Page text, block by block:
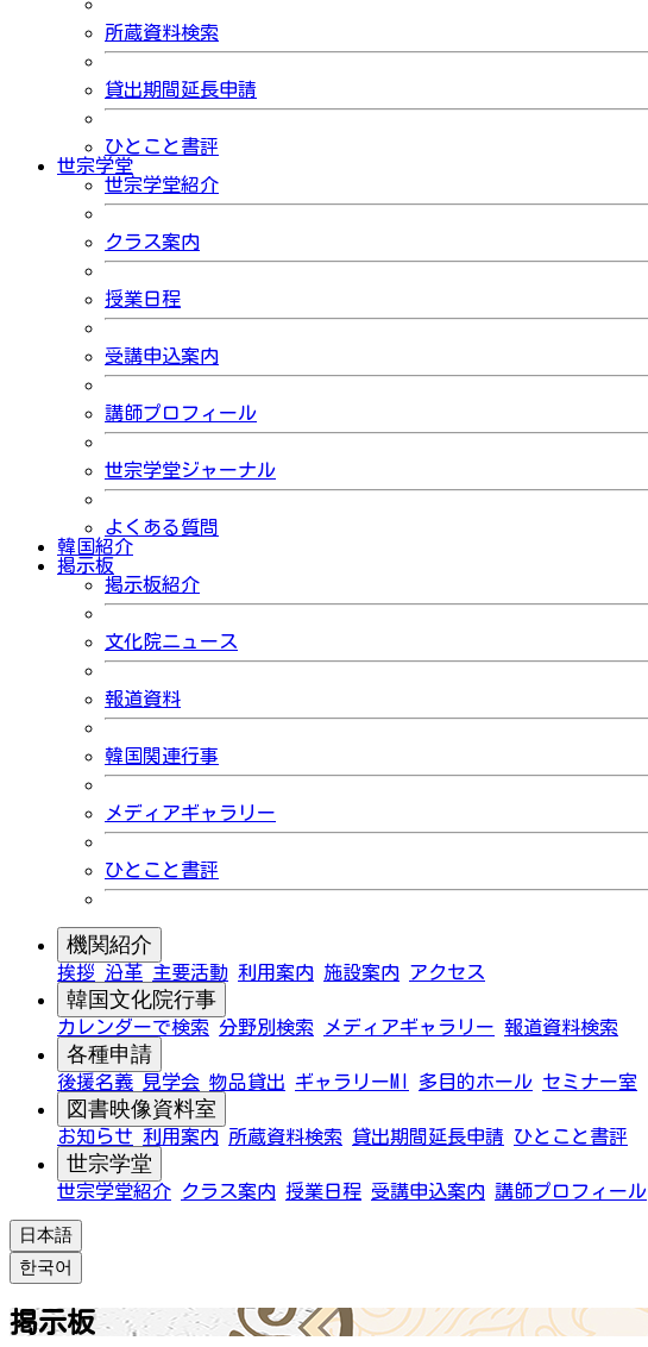
所蔵資料検索
貸出期間延長申請
ひとこと書評
世宗学堂
世宗学堂紹介
クラス案内
授業日程
受講申込案内
講師プロフィール
世宗学堂ジャーナル
よくある質問
韓国紹介
掲示板
掲示板紹介
文化院ニュース
報道資料
韓国関連行事
メディアギャラリー
ひとこと書評
機関紹介
挨拶 沿革 主要活動 利用案内 施設案内 アクセス
韓国文化院行事
カレンダーで検索 分野別検索 メディアギャラリー 報道資料検索
各種申請
後援名義 見学会 物品貸出 ギャラリーMI 多目的ホール セミナー室
図書映像資料室
お知らせ 利用案内 所蔵資料検索 貸出期間延長申請 ひとこと書評
世宗学堂
世宗学堂紹介 クラス案内 授業日程 受講申込案内 講師プロフィール
日本語
한국어
掲示板